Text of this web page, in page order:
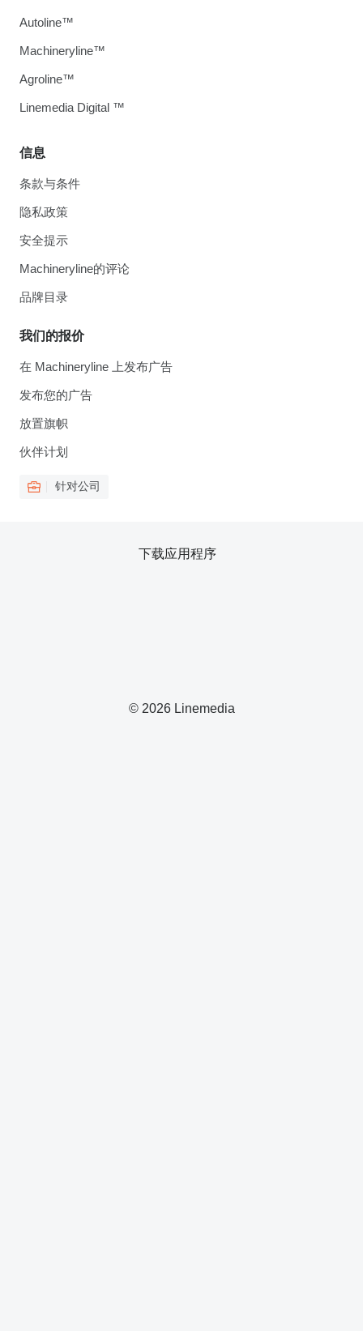
信息
条款与条件
隐私政策
安全提示
Machineryline的评论
品牌目录
我们的报价
在 Machineryline 上发布广告
发布您的广告
放置旗帜
伙伴计划
针对公司
Autoline™
Machineryline™
Agroline™
Linemedia Digital ™
© 2026 Linemedia
下载应用程序